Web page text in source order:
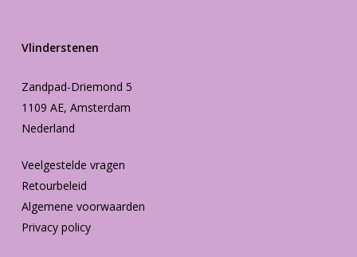
Vlinderstenen
Zandpad-Driemond 5
1109 AE, Amsterdam
Nederland
Veelgestelde vragen
Retourbeleid
Algemene voorwaarden
Privacy policy